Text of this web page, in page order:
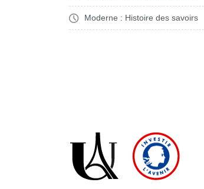
Moderne : Histoire des savoirs